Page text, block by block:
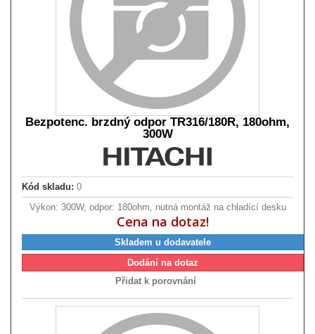
Bezpotenc. brzdný odpor TR316/180R, 180ohm,
300W
Kód skladu: 0
Výkon: 300W, odpor: 180ohm, nutná montáž na chladící desku
Cena na dotaz!
Skladem u dodavatele
Dodání na dotaz
Přidat k porovnání